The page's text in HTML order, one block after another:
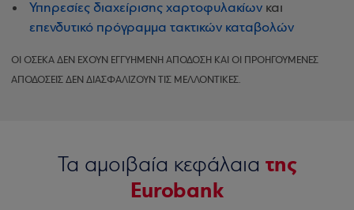
Υπηρεσίες διαχείρισης χαρτοφυλακίων και
επενδυτικό πρόγραμμα τακτικών καταβολών
ΟΙ ΟΣΕΚΑ ΔΕΝ ΕΧΟΥΝ ΕΓΓΥΗΜΕΝΗ ΑΠΟΔΟΣΗ ΚΑΙ ΟΙ ΠΡΟΗΓΟΥΜΕΝΕΣ
ΑΠΟΔΟΣΕΙΣ ΔΕΝ ΔΙΑΣΦΑΛΙΖΟΥΝ ΤΙΣ ΜΕΛΛΟΝΤΙΚΕΣ.
Τα αμοιβαία κεφάλαια της
Eurobank